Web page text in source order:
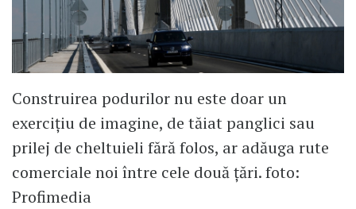
Construirea podurilor nu este doar un
exerciţiu de imagine, de tăiat panglici sau
prilej de cheltuieli fără folos, ar adăuga rute
comerciale noi între cele două ţări. foto:
Profimedia